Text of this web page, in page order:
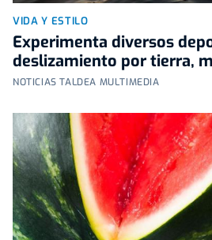
VIDA Y ESTILO
Experimenta diversos
deslizamiento por tierra,
NOTICIAS TALDEA MULTIMEDIA